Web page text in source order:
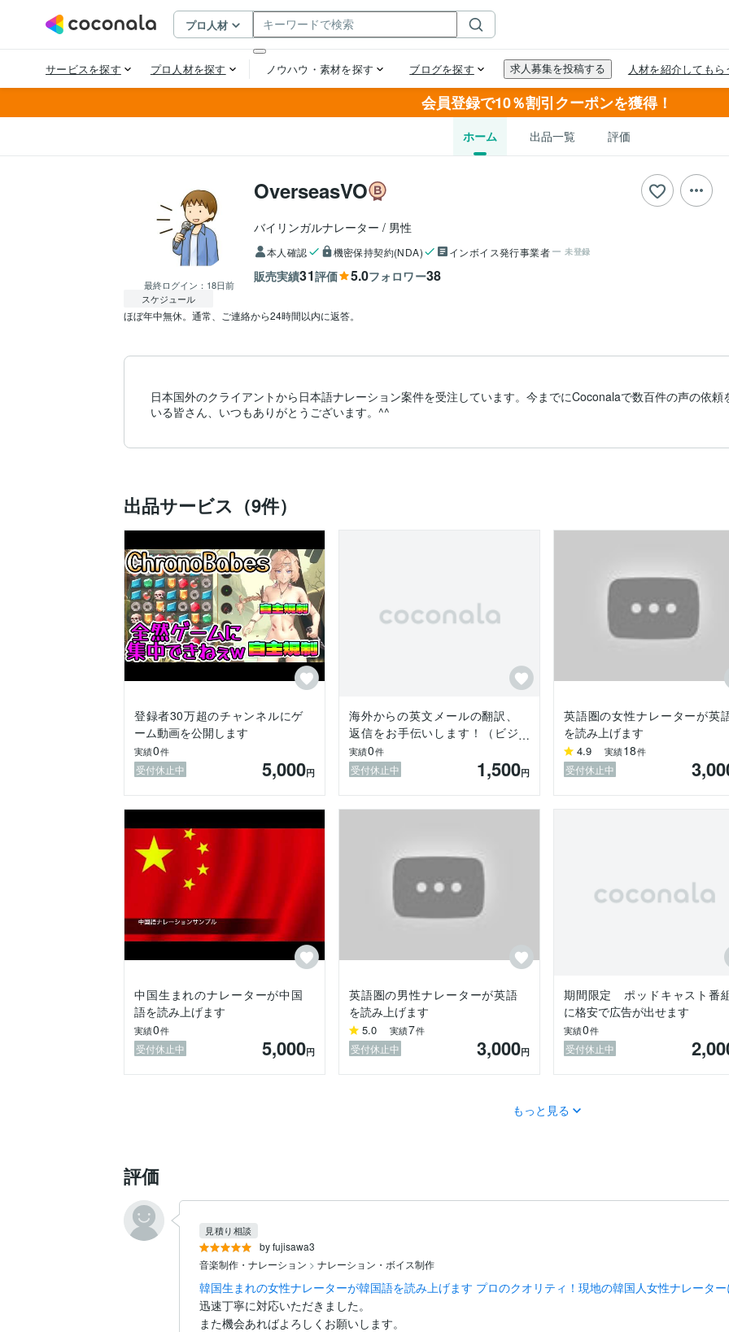
会員登録で10％割引クーポンを獲得！
ホーム 出品一覧 評価
最終ログイン： 18日前
OverseasVO
バイリンガルナレーター 男性
本人確認 機密保持契約(NDA) インボイス発行事業者 未登録
販売実績31評価 5.0フォロワー38
スケジュール
ほぼ年中無休。通常、ご連絡から24時間以内に返答。
日本国外のクライアントから日本語ナレーション案件を受注しています。今までにCoconalaで数百件の声の依
いる皆さん、いつもありがとうございます。^^
出品サービス（9件）
登録者30万超のチャンネルにゲ
ーム動画を公開します
実績0件
受付休止中 5,000円
海外からの英文メールの翻訳、
返信をお手伝いします！（ビジ
ネス英語、Eメール翻訳）
実績0件
受付休止中 1,500円
英語圏の女性ナレーターが英
を読み上げます
4.9 実績18件
受付休止中
中国生まれのナレーターが中国
語を読み上げます
実績0件
受付休止中 5,000円
英語圏の男性ナレーターが英語
を読み上げます
5.0 実績7件
受付休止中 3,000円
期間限定 ポッドキャスト番
に格安で広告が出せます
実績0件
受付休止中
もっと見る
評価
by fujisawa3
見積り相談
音楽制作・ナレーション > ナレーション・ボイス制作
韓国生まれの女性ナレーターが韓国語を読み上げます プロのクオリティ！現地の韓国人女性ナレーター
迅速丁寧に対応いただきました。
また機会あればよろしくお願いします。